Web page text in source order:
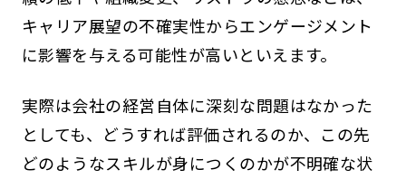
キャリア展望の不確実性からエンゲージメント
に影響を与える可能性が高いといえます。
実際は会社の経営自体に深刻な問題はなかった
としても、どうすれば評価されるのか、この先
どのようなスキルが身につくのかが不明確な状